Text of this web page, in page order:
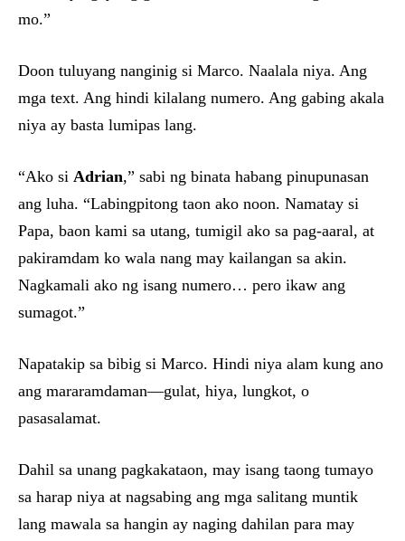
mo.”
Doon tuluyang nanginig si Marco. Naalala niya. Ang
mga text. Ang hindi kilalang numero. Ang gabing akala
niya ay basta lumipas lang.
“Ako si Adrian,” sabi ng binata habang pinupunasan
ang luha. “Labingpitong taon ako noon. Namatay si
Papa, baon kami sa utang, tumigil ako sa pag-aaral, at
pakiramdam ko wala nang may kailangan sa akin.
Nagkamali ako ng isang numero… pero ikaw ang
sumagot.”
Napatakip sa bibig si Marco. Hindi niya alam kung ano
ang mararamdaman—gulat, hiya, lungkot, o
pasasalamat.
Dahil sa unang pagkakataon, may isang taong tumayo
sa harap niya at nagsabing ang mga salitang muntik
lang mawala sa hangin ay naging dahilan para may